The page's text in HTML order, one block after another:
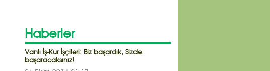
Haberler
Vanlı İş-Kur İşçileri: Biz başardık, Sizde
başaracaksınız!